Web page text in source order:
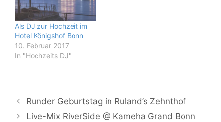
Als DJ zur Hochzeit im
Hotel Königshof Bonn
10. Februar 2017
In "Hochzeits DJ"
Runder Geburtstag in Ruland’s Zehnthof
Live-Mix RiverSide @ Kameha Grand Bonn